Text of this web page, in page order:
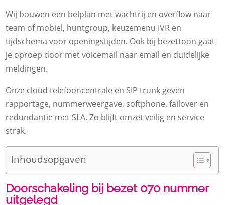
Wij bouwen een belplan met wachtrij en overflow naar
team of mobiel, huntgroup, keuzemenu IVR en
tijdschema voor openingstijden.​ Ook bij bezettoon gaat
je oproep door met voicemail naar email en duidelijke
meldingen.​
Onze cloud telefooncentrale en SIP trunk geven
rapportage, nummerweergave, softphone, failover en
redundantie met SLA.​ Zo blijft omzet veilig en service
strak.​
Inhoudsopgaven
Doorschakeling bij bezet 070 nummer
uitgelegd